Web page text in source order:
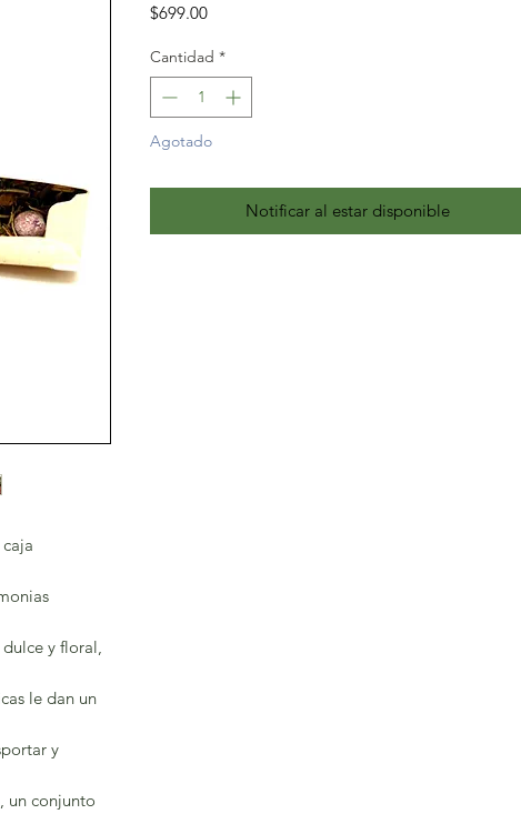
y floral,
le dan un
y
un conjunto
$699.00Precio
Cantidad *
Agotado
Notificar al estar disponible